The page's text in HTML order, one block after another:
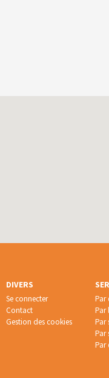
DIVERS
Se connecter
Contact
Gestion des cookies
Par
Par
Par
Par
Par